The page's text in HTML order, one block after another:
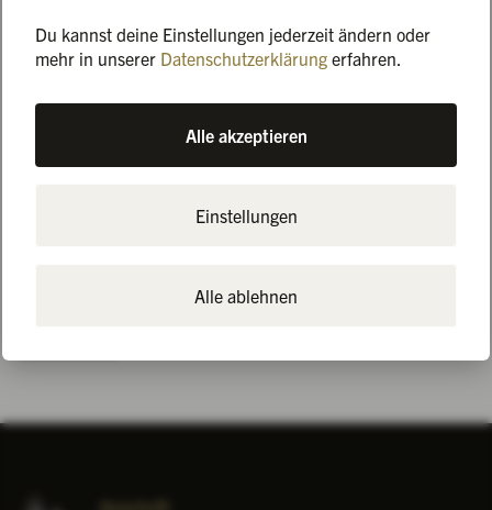
Partytickets sichern! 🎟️ Zudem gibt’s noch
Übernachtungsmöglichkeiten in unseren Partnerhotels.
📅 Countdown: Noch 47 Tage! ⏳
marienburg-shop.de
Grillfestival 2025
Du kannst deine Einstellungen jederzeit ändern oder
mehr in unserer Datenschutzerklärung erfahren.
Alle akzeptieren
Einstellungen
Alle ablehnen